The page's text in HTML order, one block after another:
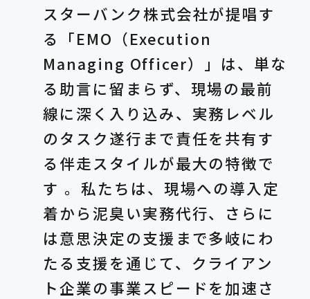
スターバンク株式会社が提唱す
る「EMO（Execution
Managing Officer）」は、単な
る助言に留まらず、現場の最前
線に深く入り込み、実務レベル
のタスク遂行まで責任を共有す
る伴走スタイルが最大の特徴で
す 。私たちは、現場への導入定
着から泥臭い実務代行、さらに
は意思決定の支援まで多岐にわ
たる支援を通じて、クライアン
ト企業の事業スピードを加速さ